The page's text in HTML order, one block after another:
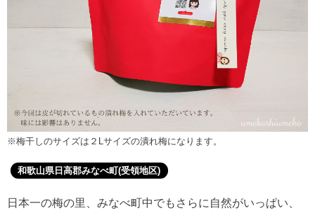
※梅干しのサイズは２Lサイズの潰れ梅になります。
和歌山県日高郡みなべ町(受領地区)
日本一の梅の里、みなべ町中でもさらに自然がいっぱい、